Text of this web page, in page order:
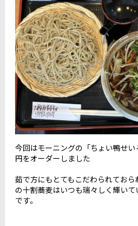
今回はモーニングの「ちょい鴨せ
円をオーダーしました
茹で方にもとてもこだわられてお
の十割蕎麦はいつも瑞々しく輝い
です。